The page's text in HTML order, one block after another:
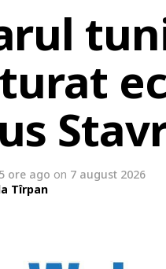
5 ore ago on 7 august 2026
Tîrpan